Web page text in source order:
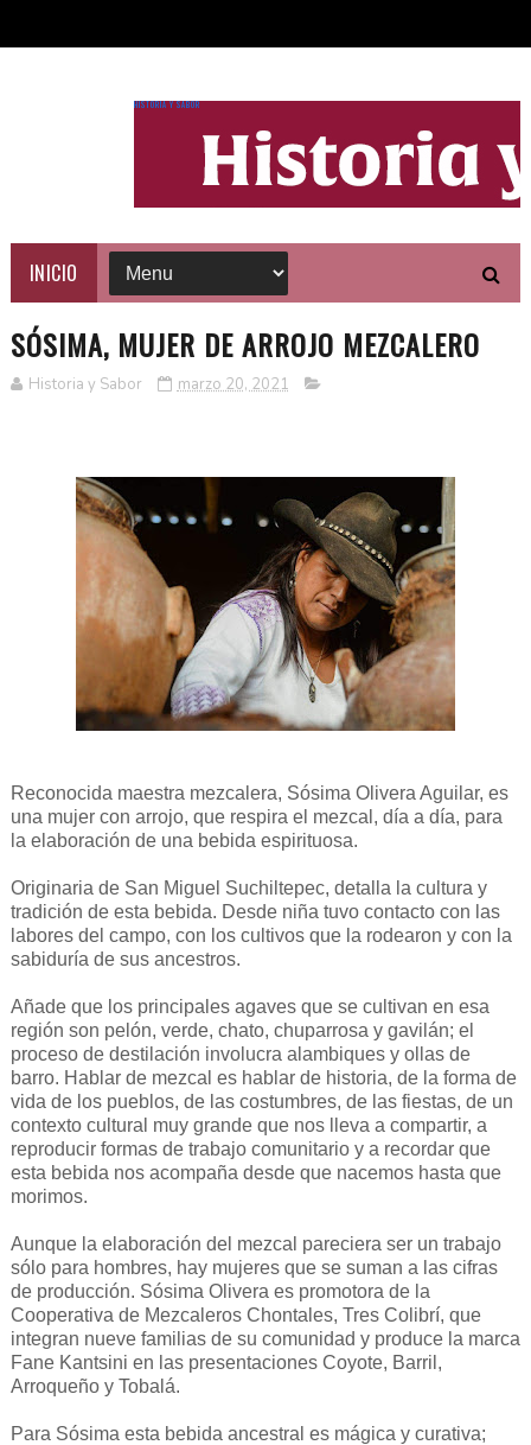
HISTORIA Y SABOR
INICIO
SÓSIMA, MUJER DE ARROJO MEZCALERO
Historia y Sabor marzo 20, 2021
Reconocida maestra mezcalera, Sósima Olivera Aguilar, es
una mujer con arrojo, que respira el mezcal, día a día, para
la elaboración de una bebida espirituosa.
Originaria de San Miguel Suchiltepec, detalla la cultura y
tradición de esta bebida. Desde niña tuvo contacto con las
labores del campo, con los cultivos que la rodearon y con la
sabiduría de sus ancestros.
Añade que los principales agaves que se cultivan en esa
región son pelón, verde, chato, chuparrosa y gavilán; el
proceso de destilación involucra alambiques y ollas de
barro. Hablar de mezcal es hablar de historia, de la forma de
vida de los pueblos, de las costumbres, de las fiestas, de un
contexto cultural muy grande que nos lleva a compartir, a
reproducir formas de trabajo comunitario y a recordar que
esta bebida nos acompaña desde que nacemos hasta que
morimos.
Aunque la elaboración del mezcal pareciera ser un trabajo
sólo para hombres, hay mujeres que se suman a las cifras
de producción. Sósima Olivera es promotora de la
Cooperativa de Mezcaleros Chontales, Tres Colibrí, que
integran nueve familias de su comunidad y produce la marca
Fane Kantsini en las presentaciones Coyote, Barril,
Arroqueño y Tobalá.
Para Sósima esta bebida ancestral es mágica y curativa;